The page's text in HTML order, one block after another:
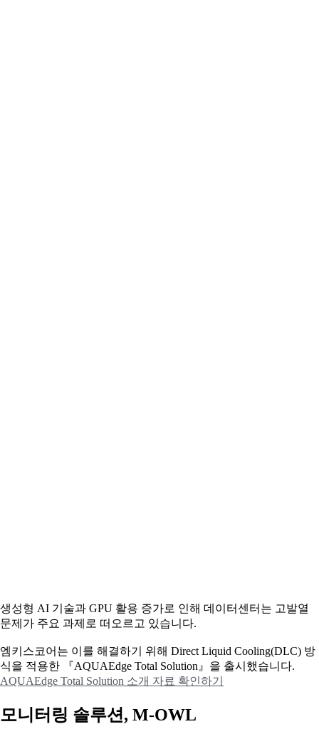
생성형 AI 기술과 GPU 활용 증가로 인해 데이터센터는 고발열
문제가 주요 과제로 떠오르고 있습니다.
엠키스코어는 이를 해결하기 위해 Direct Liquid Cooling(DLC) 방
식을 적용한 『AQUAEdge Total Solution』을 출시했습니다.
AQUAEdge Total Solution 소개 자료 확인하기
모니터링 솔루션, M-OWL